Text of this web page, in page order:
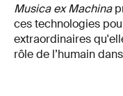
Musica ex Machina
ces technologies
extraordinaires
rôle de l’humain